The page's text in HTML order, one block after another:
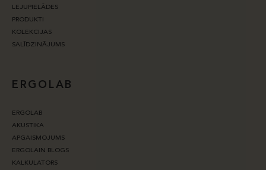
LEJUPIELĀDES
PRODUKTI
KOLEKCIJAS
SALĪDZINĀJUMS
ERGOLAB
ERGOLAB
AKUSTIKA
APGAISMOJUMS
ERGOLAIN BLOGS
KALKULATORS